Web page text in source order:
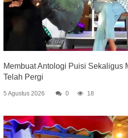
Membuat Antologi Puisi Sekaligus
Telah Pergi
5 Agustus 2026 0 18